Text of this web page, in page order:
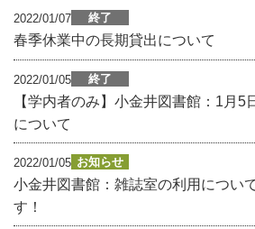
2022/01/07 終了
春季休業中の長期貸出について
2022/01/05 終了
【学内者のみ】小金井図書館：1月5
について
2022/01/05 お知らせ
小金井図書館：雑誌室の利用につい
す！